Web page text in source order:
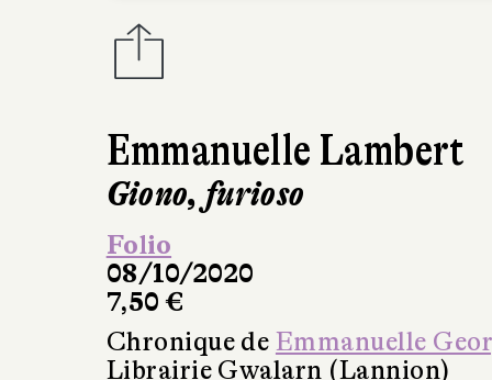
Emmanuelle Lambert
Giono, furioso
Folio
08/10/2020
7,50 €
Chronique de Emmanuelle
Librairie Gwalarn (Lannion)